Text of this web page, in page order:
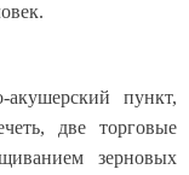
пункт,
две торговые
зерновых